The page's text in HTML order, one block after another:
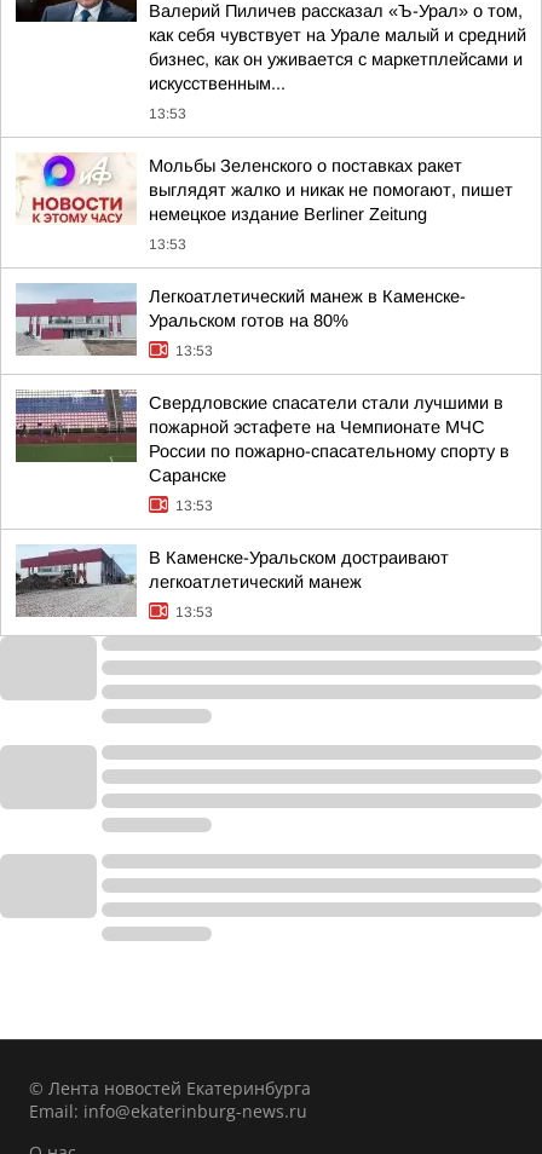
Валерий Пиличев рассказал «Ъ-Урал» о том,
как себя чувствует на Урале малый и средний
бизнес, как он уживается с маркетплейсами и
искусственным...
13:53
Мольбы Зеленского о поставках ракет
выглядят жалко и никак не помогают, пишет
немецкое издание Berliner Zeitung
13:53
Легкоатлетический манеж в Каменске-
Уральском готов на 80%
13:53
Свердловские спасатели стали лучшими в
пожарной эстафете на Чемпионате МЧС
России по пожарно-спасательному спорту в
Саранске
13:53
В Каменске-Уральском достраивают
легкоатлетический манеж
13:53
© Лента новостей Екатеринбурга
Email: info@ekaterinburg-news.ru